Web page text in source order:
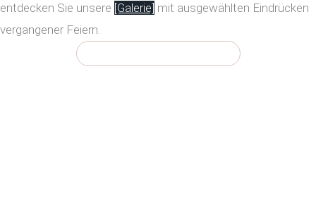
entdecken Sie unsere [Galerie] mit ausgewählten Eindrücken
vergangener Feiern.